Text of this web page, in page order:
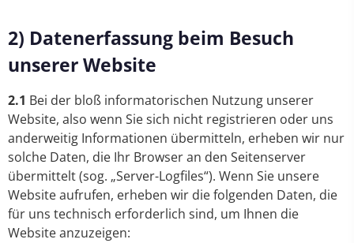
2) Datenerfassung beim Besuch
unserer Website
2.1 Bei der bloß informatorischen Nutzung unserer
Website, also wenn Sie sich nicht registrieren oder uns
anderweitig Informationen übermitteln, erheben wir nur
solche Daten, die Ihr Browser an den Seitenserver
übermittelt (sog. „Server-Logfiles“). Wenn Sie unsere
Website aufrufen, erheben wir die folgenden Daten, die
für uns technisch erforderlich sind, um Ihnen die
Website anzuzeigen: